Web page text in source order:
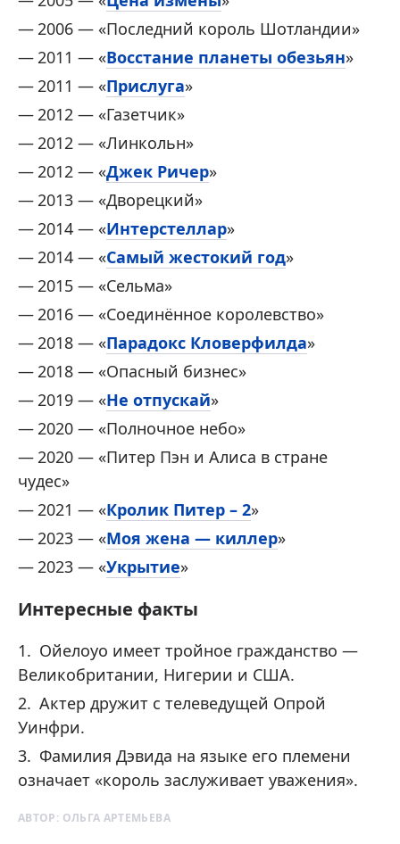
2006 — «Последний король Шотландии»
2011 — «Восстание планеты обезьян»
2011 — «Прислуга»
2012 — «Газетчик»
2012 — «Линкольн»
2012 — «Джек Ричер»
2013 — «Дворецкий»
2014 — «Интерстеллар»
2014 — «Самый жестокий год»
2015 — «Сельма»
2016 — «Соединённое королевство»
2018 — «Парадокс Кловерфилда»
2018 — «Опасный бизнес»
2019 — «Не отпускай»
2020 — «Полночное небо»
2020 — «Питер Пэн и Алиса в стране
чудес»
2021 — «Кролик Питер – 2»
2023 — «Моя жена — киллер»
2023 — «Укрытие»
Интересные факты
Ойелоуо имеет тройное гражданство —
Великобритании, Нигерии и США.
Актер дружит с телеведущей Опрой
Уинфри.
Фамилия Дэвида на языке его племени
означает «король заслуживает уважения».
АВТОР: ОЛЬГА АРТЕМЬЕВА